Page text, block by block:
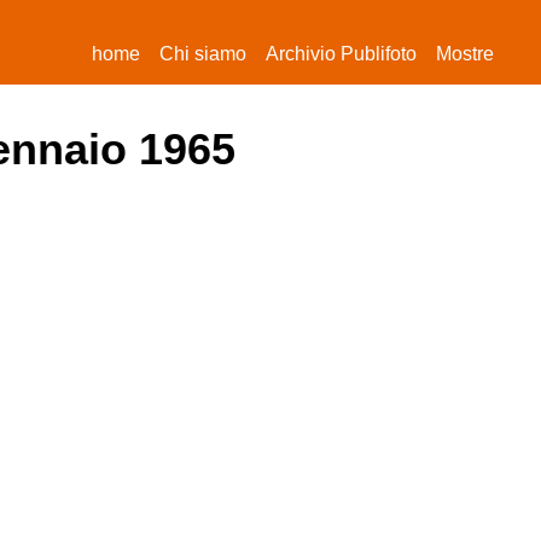
home(current)
Chi siamo Archivio Publifoto Mostre
1965